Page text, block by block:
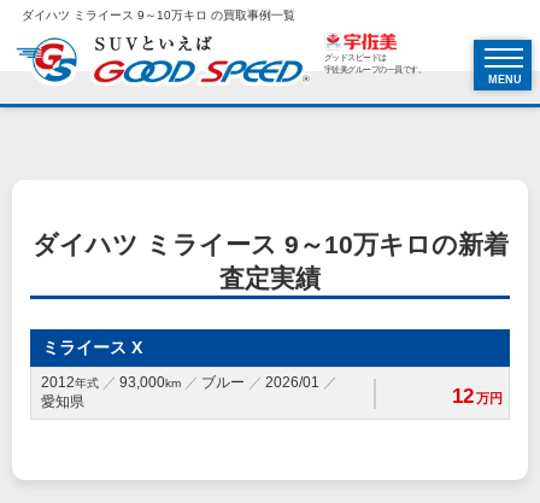
ダイハツ ミライース 9～10万キロ の買取事例一覧
グッドスピードは
宇佐美グループの一員です。
MENU
ダイハツ ミライース 9～10万キロの新着
査定実績
ミライース X
2012年式 93,000km ブルー
2026/01
愛知県
12万円